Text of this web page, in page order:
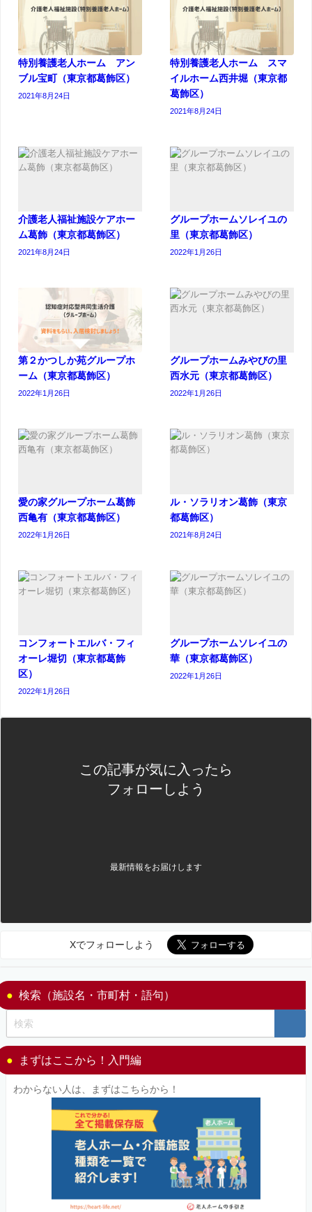
特別養護老人ホーム アン
ブル宝町（東京都葛飾区）
2021年8月24日
特別養護老人ホーム スマ
イルホーム西井堀（東京都
葛飾区）
2021年8月24日
介護老人福祉施設ケアホー
ム葛飾（東京都葛飾区）
2021年8月24日
グループホームソレイユの
里（東京都葛飾区）
2022年1月26日
第２かつしか苑グループホ
ーム（東京都葛飾区）
2022年1月26日
グループホームみやびの里
西水元（東京都葛飾区）
2022年1月26日
愛の家グループホーム葛飾
西亀有（東京都葛飾区）
2022年1月26日
ル・ソラリオン葛飾（東京
都葛飾区）
2021年8月24日
コンフォートエルバ・フィ
オーレ堀切（東京都葛飾
区）
2022年1月26日
グループホームソレイユの
華（東京都葛飾区）
2022年1月26日
この記事が気に入ったら
フォローしよう
最新情報をお届けします
Xでフォローしよう
検索（施設名・市町村・語句）
まずはここから！入門編
わからない人は、まずはこちらから！